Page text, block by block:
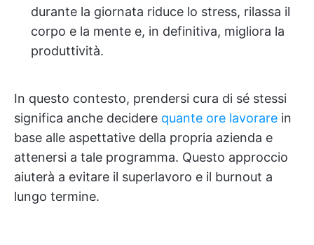
durante la giornata riduce lo stress, rilassa il
corpo e la mente e, in definitiva, migliora la
produttività.
In questo contesto, prendersi cura di sé stessi
significa anche decidere quante ore lavorare in
base alle aspettative della propria azienda e
attenersi a tale programma. Questo approccio
aiuterà a evitare il superlavoro e il burnout a
lungo termine.